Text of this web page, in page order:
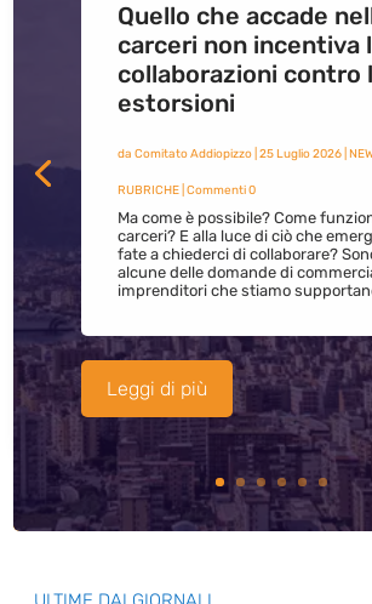
Quello che accade
carceri non incentiva
collaborazioni contro
estorsioni
da Comitato Addiopizzo| 25 Luglio 2026|
RUBRICHE| Commenti 0
Ma come è possibile? Come
carceri? E alla luce di ciò che
fate a chiederci di collaborare?
alcune delle domande di
imprenditori che stiamo
Leggi di più